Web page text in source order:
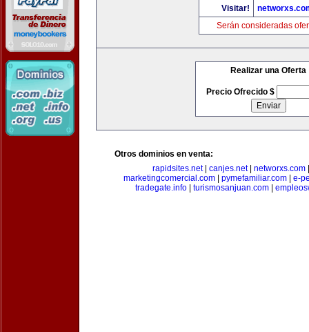
Visitar!
Serán consideradas
Realizar una Oferta
Precio Ofrecido $
Otros dominios en venta:
rapidsites.net| canjes.net| networxs.com
marketingcomercial.com| pymefamiliar.com| e-
tradegate.info| turismosanjuan.com|